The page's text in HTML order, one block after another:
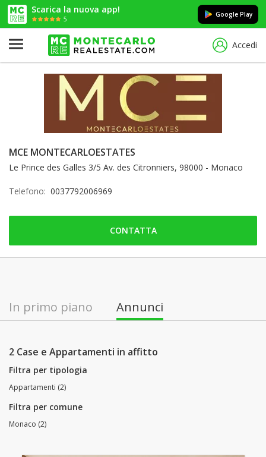
Scarica la nuova app!
5
Google Play
Accedi
MCE MONTECARLOESTATES
Le Prince des Galles 3/5 Av. des Citronniers, 98000 - Monaco
Telefono: 0037792006969
CONTATTA
In primo piano Annunci
2 Case e Appartamenti in affitto
Filtra per tipologia
Appartamenti (2)
Filtra per comune
Monaco (2)